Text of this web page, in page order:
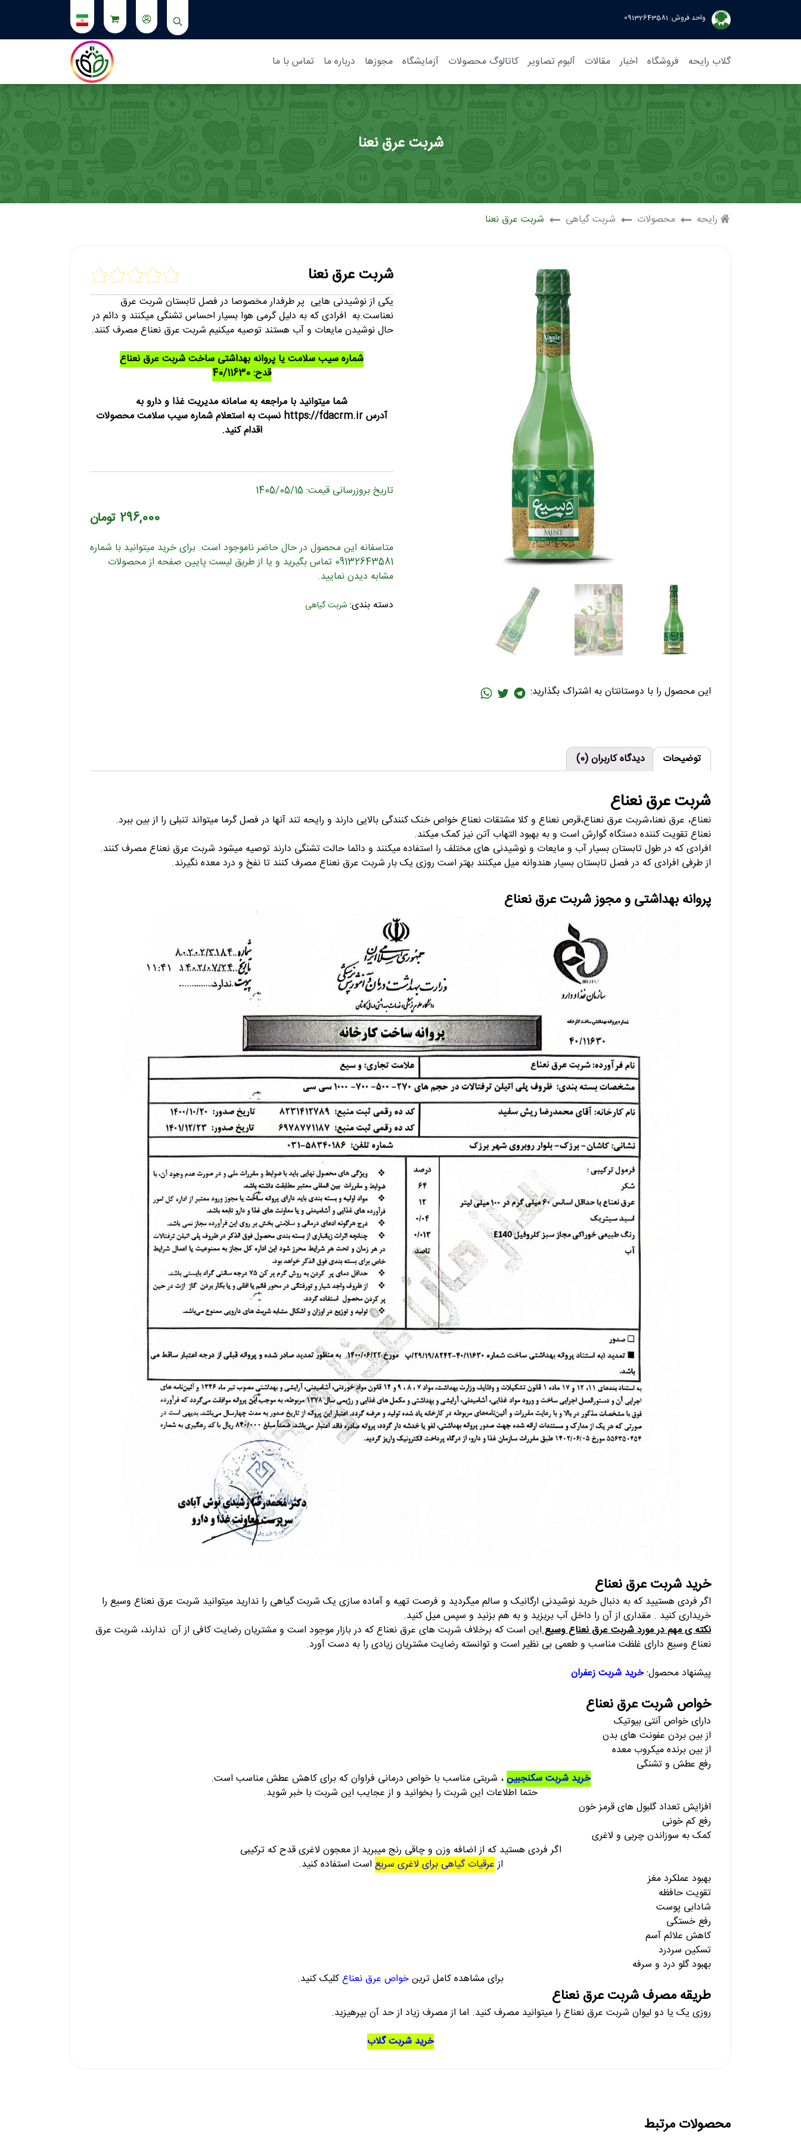
واحد فروش: 09132643581
گلاب رایحه فروشگاه اخبار مقالات آلبوم تصاویر کاتالوگ محصولات آزمایشگاه مجوزها درباره ما تماس با ما
شربت عرق نعنا
رایحه محصولات شربت گیاهی شربت عرق نعنا
این محصول را با دوستانتان به اشتراک بگذارید:
شربت عرق نعنا
یکی از نوشیدنی هایی پر طرفدار مخصوصا در فصل تابستان شربت عرق
نعناست.به افرادی که به دلیل گرمی هوا بسیار احساس تشنگی میکنند و دائم در
حال نوشیدن مایعات و آب هستند توصیه میکنیم شربت عرق نعناع مصرف کنند.
شماره سیب سلامت یا پروانه بهداشتی ساخت شربت عرق نعناع
قدح: 40/11630
شما میتوانید با مراجعه به سامانه مدیریت غذا و دارو به
آدرس https://fdacrm.ir نسبت به استعلام شماره سیب سلامت محصولات
اقدام کنید.
تاریخ بروزرسانی قیمت: 1405/05/15
296,000 تومان
متاسفانه این محصول در حال حاضر ناموجود است. برای خرید میتوانید با شماره
09132643581 تماس بگیرید و یا از طریق لیست پایین صفحه از محصولات
مشابه دیدن نمایید.
دسته بندی: شربت گیاهی
توضیحات دیدگاه کاربران (0)
شربت عرق نعناع
نعناع، عرق نعنا،شربت عرق نعناع،قرص نعناع و کلا مشتقات نعناع خواص خنک کنندگی بالایی دارند و رایحه تند آنها در فصل گرما میتواند تنبلی را از بین ببرد.
نعناع تقویت کننده دستگاه گوارش است و به بهبود التهاب آتن نیز کمک میکند.
افرادی که در طول تابستان بسیار آب و مایعات و نوشیدنی های مختلف را استفاده میکنند و دائما حالت تشنگی دارند توصیه میشود شربت عرق نعناع مصرف کنند.
از طرفی افرادی که در فصل تابستان بسیار هندوانه میل میکنند بهتر است روزی یک بار شربت عرق نعناع مصرف کنند تا نفخ و درد معده نگیرند.
پروانه بهداشتی و مجوز شربت عرق نعناع
خرید شربت عرق نعناع
اگر فردی هستیید که به دنبال خرید نوشیدنی ارگانیک و سالم میگردید و فرصت تهیه و آماده سازی یک شربت گیاهی را ندارید میتوانید شربت عرق نعناع وسیع را
خریداری کنید . مقداری از آن را داخل آب بریزید و به هم بزنید و سپس میل کنید.
نکته ی مهم در مورد شربت عرق نعناع وسیعاین است که برخلاف شربت های عرق نعناع که در بازار موجود است و مشتریان رضایت کافی از آن ندارند، شربت عرق
نعناع وسیع دارای غلظت مناسب و طعمی بی نظیر است و توانسته رضایت مشتریان زیادی را به دست آورد.
پیشنهاد محصول:خرید شربت زعفران
خواص شربت عرق نعناع
دارای خواص آنتی بیوتیک
از بین بردن عفونت های بدن
از بین برنده میکروب معده
رفع عطش و تشنگی
خرید شربت سکنجبین، شربتی مناسب با خواص درمانی فراوان که برای کاهش عطش مناسب است.
حتما اطلاعات این شربت را بخوانید و از عجایب این شربت با خبر شوید.
افزایش تعداد گلبول های قرمز خون
رفع کم خونی
کمک به سوزاندن چربی و لاغری
اگر فردی هستید که از اضافه وزن و چاقی رنج میبرید از معجون لاغری قدح که ترکیبی
ازعرقیات گیاهی برای لاغری سریع است استفاده کنید.
بهبود عملکرد مغز
تقویت حافظه
شادابی پوست
رفع خستگی
کاهش علائم آسم
تسکین سردرد
بهبود گلو درد و سرفه
برای مشاهده کامل ترینخواص عرق نعناعکلیک کنید.
طریقه مصرف شربت عرق نعناع
روزی یک یا دو لیوان شربت عرق نعناع را میتوانید مصرف کنید. اما از مصرف زیاد از حد آن بپرهیزید.
خرید شربت گلاب
محصولات مرتبط